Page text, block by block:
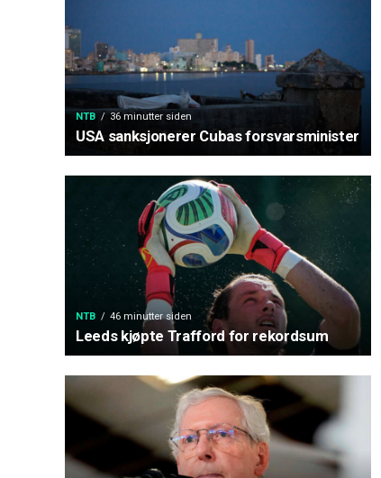
NTB 36 minutter siden
USA sanksjonerer Cubas forsvarsminister
NTB 46 minutter siden
Leeds kjøpte Trafford for rekordsum